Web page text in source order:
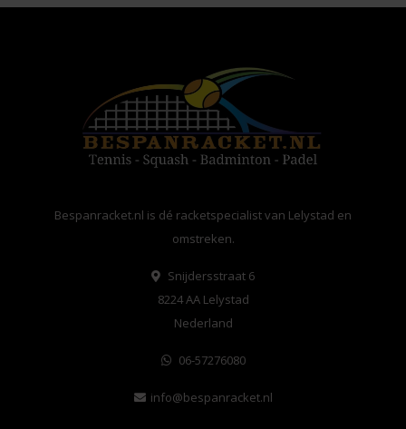
Bespanracket.nl is dé racketspecialist van Lelystad en
omstreken.
Snijdersstraat 6
8224 AA Lelystad
Nederland
06-57276080
info@bespanracket.nl